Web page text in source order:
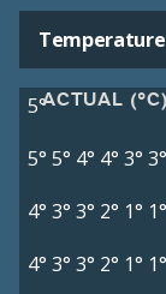
Temperature
ACTUAL (°C)
5°
5° 5° 4° 4° 3° 3°
4° 3° 3° 2° 1° 1°
4° 3° 3° 2° 1° 1°